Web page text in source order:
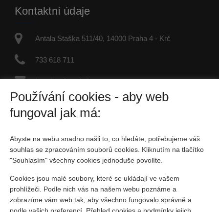
Kontaktní údaje
Antala Staška 511/40, 14000 Praha 4 - Krč
733 618 711
jaroslav.dvorak@re-max.cz
IČO: 45877246
Fyzická osoba zapsaná v živnostenském rejstříku
Sociální sítě
Používání cookies - aby web
fungoval jak má:
Abyste na webu snadno našli to, co hledáte, potřebujeme váš
souhlas se zpracováním souborů cookies. Kliknutím na tlačítko
"Souhlasím" všechny cookies jednoduše povolíte.
Cookies jsou malé soubory, které se ukládají ve vašem
prohlížeči. Podle nich vás na našem webu poznáme a
zobrazíme vám web tak, aby všechno fungovalo správně a